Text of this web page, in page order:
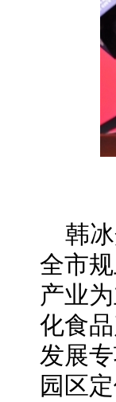
韩
全市
产业
化食
发展
园区